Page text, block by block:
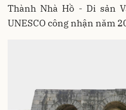
Thành Nhà Hồ - Di sản
UNESCO công nhận năm